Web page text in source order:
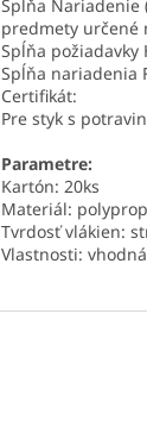
Spĺňa Nariadenie
predmety určené
Spĺňa požiadavky
Spĺňa nariadenia
Certifikát:
Pre styk s
Parametre:
Kartón: 20ks
Materiál:
Tvrdosť vlákien:
Vlastnosti: